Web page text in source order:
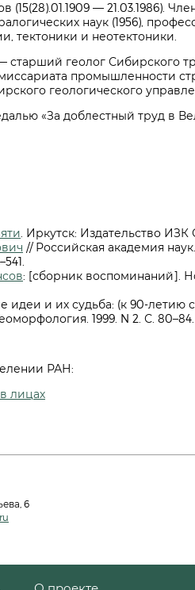
(15(28).01.1909 — 21.03.1986).
наук (1956),
тектоники и неотектоники.
— старший геолог Сибирского
промышленности
геологического
«За доблестный труд в
. Иркутск: Издательство ИЗК
// Российская академия
: [сборник воспоминаний].
идеи и их судьба: (к 90-
1999. N 2. С. 80–84.
РАН:
лицах
6